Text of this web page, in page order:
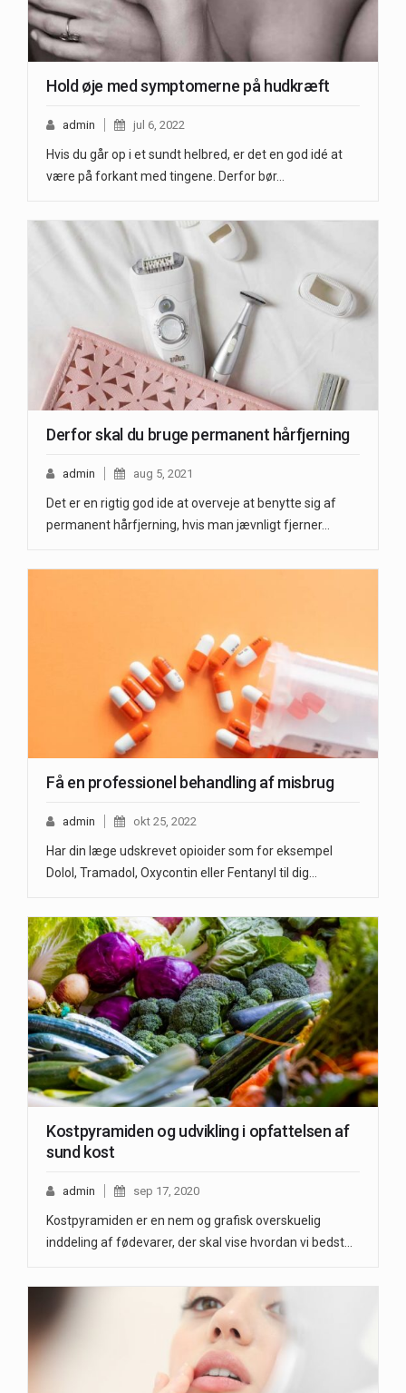
Hold øje med symptomerne på hudkræft
admin jul 6, 2022
Hvis du går op i et sundt helbred, er det en god idé at
være på forkant med tingene. Derfor bør…
Derfor skal du bruge permanent hårfjerning
admin aug 5, 2021
Det er en rigtig god ide at overveje at benytte sig af
permanent hårfjerning, hvis man jævnligt fjerner…
Få en professionel behandling af misbrug
admin okt 25, 2022
Har din læge udskrevet opioider som for eksempel
Dolol, Tramadol, Oxycontin eller Fentanyl til dig…
Kostpyramiden og udvikling i opfattelsen af
sund kost
admin sep 17, 2020
Kostpyramiden er en nem og grafisk overskuelig
inddeling af fødevarer, der skal vise hvordan vi bedst…